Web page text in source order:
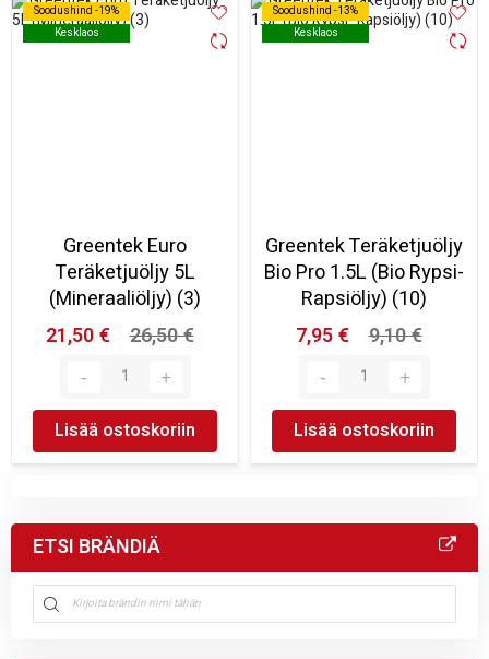
Soodushind -19%
Kesklaos
Soodushind -19%
Kesklaos
Greentek Euro
Teräketjuöljy 5L
(Mineraaliöljy) (3)
21,50 €
26,50 €
Lisää ostoskoriin
Soodushind -13%
Kesklaos
Soodushind -13%
Kesklaos
Greentek Teräketjuöljy
Bio Pro 1.5L (Bio Rypsi-
Rapsiöljy) (10)
7,95 €
9,10 €
Lisää ostoskoriin
ETSI BRÄNDIÄ